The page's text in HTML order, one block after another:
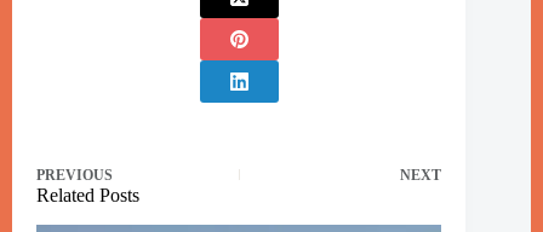
PREVIOUS NEXT
Related Posts